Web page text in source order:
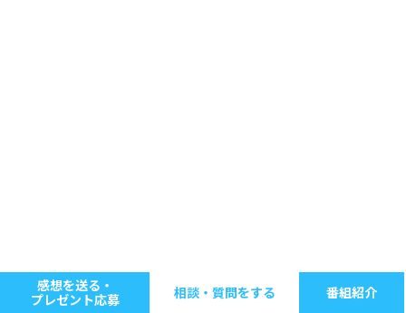
感想を送る・
プレゼント応募
相談・質問をする 番組紹介